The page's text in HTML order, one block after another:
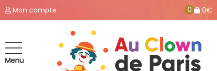
Mon compte 0 0€
Menu